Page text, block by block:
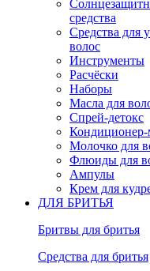
средства
Средства для
волос
Инструменты
Расчёски
Наборы
Масла для
Спрей-детокс
Кондиционер-
Молочко для
Флюиды для
Ампулы
Крем для
ДЛЯ БРИТЬЯ
Бритвы для бритья
Средства для бритья